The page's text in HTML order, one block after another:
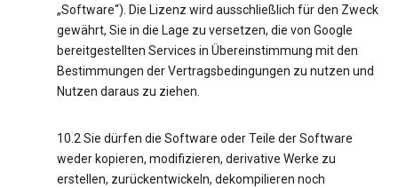
„Software“). Die Lizenz wird ausschließlich für den Zweck
gewährt, Sie in die Lage zu versetzen, die von Google
bereitgestellten Services in Übereinstimmung mit den
Bestimmungen der Vertragsbedingungen zu nutzen und
Nutzen daraus zu ziehen.
10.2 Sie dürfen die Software oder Teile der Software
weder kopieren, modifizieren, derivative Werke zu
erstellen, zurückentwickeln, dekompilieren noch